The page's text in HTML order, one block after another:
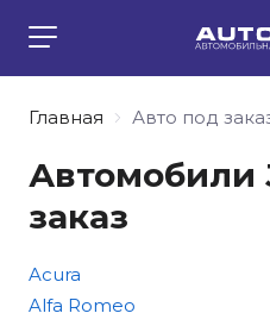
Главная Авто под
Автомобили
заказ
Acura
Alfa Romeo